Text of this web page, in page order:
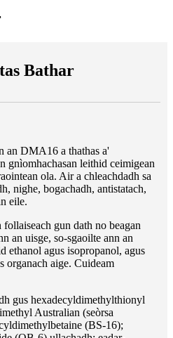
Bathar
an DMA16 a thathas a'
gnìomhachasan leithid ceimigean
ola. Air a chleachdadh sa
nighe, bogachadh, antistatach,
eile.
gun dath no beagan
an uisge, so-sgaoilte ann an
ethanol agus isopropanol, agus
organach aige. Cuideam
gus hexadecyldimethylthionyl
Australian (seòrsa
(BS-16);